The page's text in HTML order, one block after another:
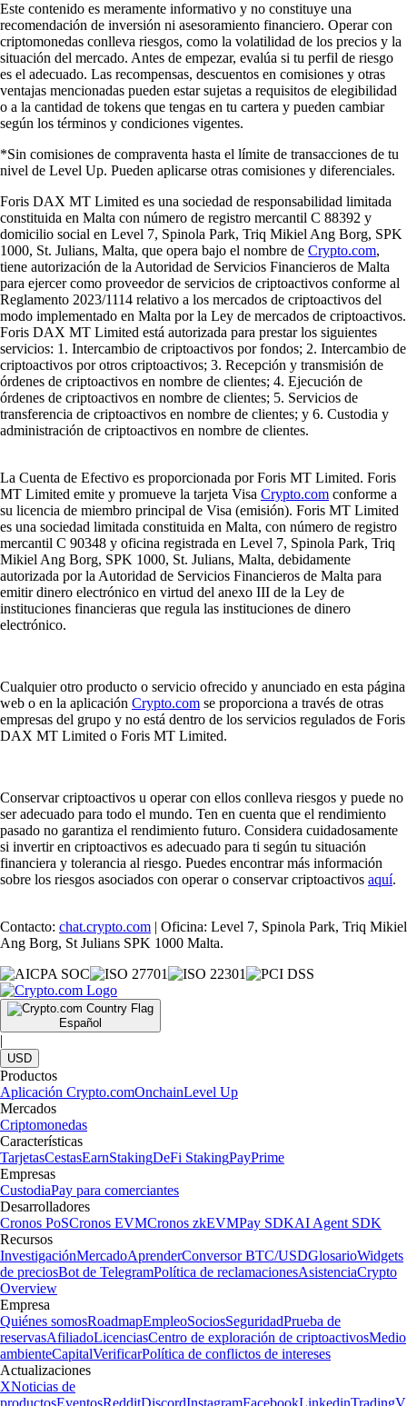
Este contenido es meramente informativo y no constituye una
recomendación de inversión ni asesoramiento financiero. Operar con
criptomonedas conlleva riesgos, como la volatilidad de los precios y la
situación del mercado. Antes de empezar, evalúa si tu perfil de riesgo
es el adecuado. Las recompensas, descuentos en comisiones y otras
ventajas mencionadas pueden estar sujetas a requisitos de elegibilidad
o a la cantidad de tokens que tengas en tu cartera y pueden cambiar
según los términos y condiciones vigentes.
*Sin comisiones de compraventa hasta el límite de transacciones de tu
nivel de Level Up. Pueden aplicarse otras comisiones y diferenciales.
Foris DAX MT Limited es una sociedad de responsabilidad limitada
constituida en Malta con número de registro mercantil C 88392 y
domicilio social en Level 7, Spinola Park, Triq Mikiel Ang Borg, SPK
1000, St. Julians, Malta, que opera bajo el nombre de Crypto.com,
tiene autorización de la Autoridad de Servicios Financieros de Malta
para ejercer como proveedor de servicios de criptoactivos conforme al
Reglamento 2023/1114 relativo a los mercados de criptoactivos del
modo implementado en Malta por la Ley de mercados de criptoactivos.
Foris DAX MT Limited está autorizada para prestar los siguientes
servicios: 1. Intercambio de criptoactivos por fondos; 2. Intercambio de
criptoactivos por otros criptoactivos; 3. Recepción y transmisión de
órdenes de criptoactivos en nombre de clientes; 4. Ejecución de
órdenes de criptoactivos en nombre de clientes; 5. Servicios de
transferencia de criptoactivos en nombre de clientes; y 6. Custodia y
administración de criptoactivos en nombre de clientes.
La Cuenta de Efectivo es proporcionada por Foris MT Limited. Foris
MT Limited emite y promueve la tarjeta Visa Crypto.com conforme a
su licencia de miembro principal de Visa (emisión). Foris MT Limited
es una sociedad limitada constituida en Malta, con número de registro
mercantil C 90348 y oficina registrada en Level 7, Spinola Park, Triq
Mikiel Ang Borg, SPK 1000, St. Julians, Malta, debidamente
autorizada por la Autoridad de Servicios Financieros de Malta para
emitir dinero electrónico en virtud del anexo III de la Ley de
instituciones financieras que regula las instituciones de dinero
electrónico.
Cualquier otro producto o servicio ofrecido y anunciado en esta página
web o en la aplicación Crypto.com se proporciona a través de otras
empresas del grupo y no está dentro de los servicios regulados de Foris
DAX MT Limited o Foris MT Limited.
Conservar criptoactivos u operar con ellos conlleva riesgos y puede no
ser adecuado para todo el mundo. Ten en cuenta que el rendimiento
pasado no garantiza el rendimiento futuro. Considera cuidadosamente
si invertir en criptoactivos es adecuado para ti según tu situación
financiera y tolerancia al riesgo. Puedes encontrar más información
sobre los riesgos asociados con operar o conservar criptoactivos aquí.
Contacto: chat.crypto.com | Oficina: Level 7, Spinola Park, Triq Mikiel
Ang Borg, St Julians SPK 1000 Malta.
Español
|
USD
Productos
Aplicación Crypto.comOnchainLevel Up
Mercados
Criptomonedas
Características
TarjetasCestasEarnStakingDeFi StakingPayPrime
Empresas
CustodiaPay para comerciantes
Desarrolladores
Cronos PoSCronos EVMCronos zkEVMPay SDKAI Agent SDK
Recursos
InvestigaciónMercadoAprenderConversor BTC/USDGlosarioWidgets
de preciosBot de TelegramPolítica de reclamacionesAsistenciaCrypto
Overview
Empresa
Quiénes somosRoadmapEmpleoSociosSeguridadPrueba de
reservasAfiliadoLicenciasCentro de exploración de criptoactivosMedio
ambienteCapitalVerificarPolítica de conflictos de intereses
Actualizaciones
XNoticias de
productosEventosRedditDiscordInstagramFacebookLinkedinTradingV